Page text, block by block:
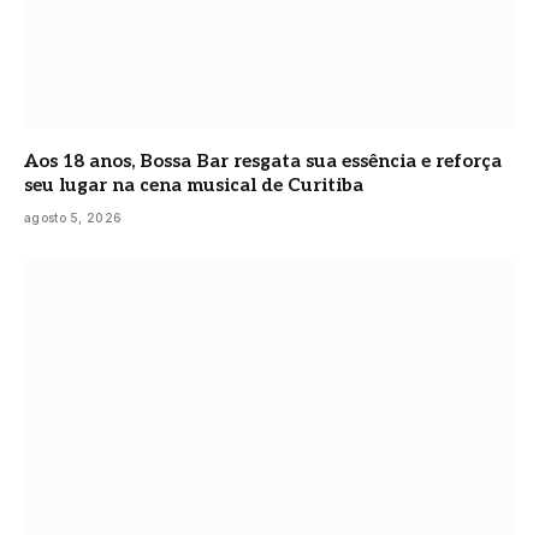
Aos 18 anos, Bossa Bar resgata sua essência e reforça
seu lugar na cena musical de Curitiba
agosto 5, 2026